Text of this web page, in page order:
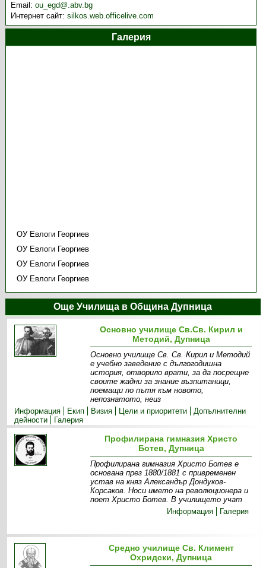
Email:ou_egd@.abv.bg
Интернет сайт:silkos.web.officelive.com
Галерия
ОУ Евлоги Георгиев
ОУ Евлоги Георгиев
ОУ Евлоги Георгиев
ОУ Евлоги Георгиев
Още Училища в Община Дупница
Основно училище Св.Св. Кирил и
Методий, Дупница
Основно училище Св. Св. Кирил и Методий
е учебно заведение с дългогодишна
история, отворило врати, за да посрещне
своите жадни за знание възпитаници,
поемащи по пътя към новото,
непознатото, неиз
Информация
Екип Визия Цели и приоритети
Допълнителни
дейности
Галерия
Профилирана гимназия Христо
Ботев, Дупница
Профилирана гимназия Христо Ботев e
основана през 1880/1881 с привременен
устав на княз Александър Дондуков-
Корсаков. Носи името на революционера и
поет Христо Ботев. В училището учат
Информация
Галерия
Средно училище Св. Климент
Охридски, Дупница